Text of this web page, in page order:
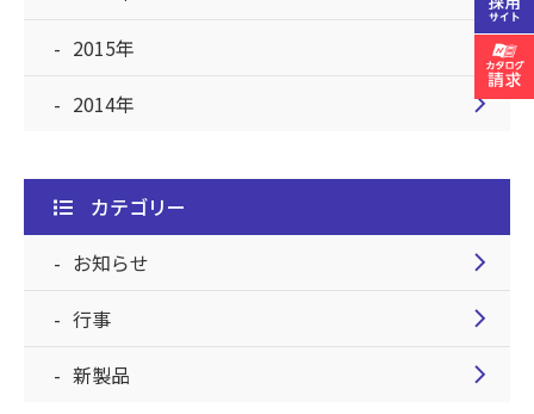
2015年 chevron_right
2014年 chevron_right
カテゴリー
お知らせ
chevron_right
行事 chevron_right
新製品 chevron_right